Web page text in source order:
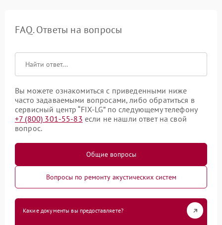
FAQ. Ответы на вопросы
Вы можете ознакомиться с приведенными ниже
часто задаваемыми вопросами, либо обратиться в
сервисный центр “FIX-LG” по следующему телефону
+7 (800) 301-55-83 если не нашли ответ на свой
вопрос.
Общие вопросы
Вопросы по ремонту акустических систем
Какие документы вы предоставляете?